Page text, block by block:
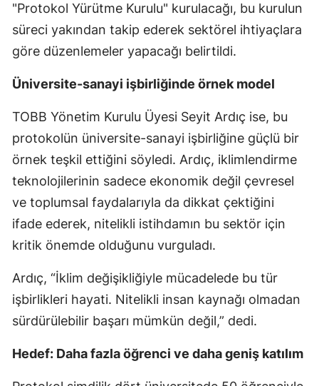
"Protokol Yürütme Kurulu" kurulacağı, bu kurulun
süreci yakından takip ederek sektörel ihtiyaçlara
göre düzenlemeler yapacağı belirtildi.
Üniversite-sanayi işbirliğinde örnek model
TOBB Yönetim Kurulu Üyesi Seyit Ardıç ise, bu
protokolün üniversite-sanayi işbirliğine güçlü bir
örnek teşkil ettiğini söyledi. Ardıç, iklimlendirme
teknolojilerinin sadece ekonomik değil çevresel
ve toplumsal faydalarıyla da dikkat çektiğini
ifade ederek, nitelikli istihdamın bu sektör için
kritik önemde olduğunu vurguladı.
Ardıç, “İklim değişikliğiyle mücadelede bu tür
işbirlikleri hayati. Nitelikli insan kaynağı olmadan
sürdürülebilir başarı mümkün değil,” dedi.
Hedef: Daha fazla öğrenci ve daha geniş katılım